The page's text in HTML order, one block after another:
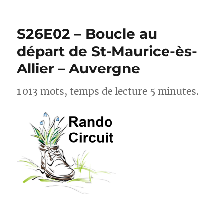
et
avec
S26E02 – Boucle au
départ de St-Maurice-ès-
Allier – Auvergne
1 013 mots, temps de lecture 5 minutes.